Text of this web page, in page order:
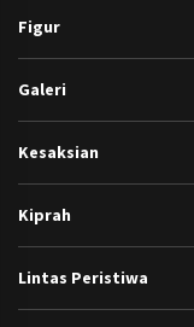
Figur
Galeri
Kesaksian
Kiprah
Lintas Peristiwa